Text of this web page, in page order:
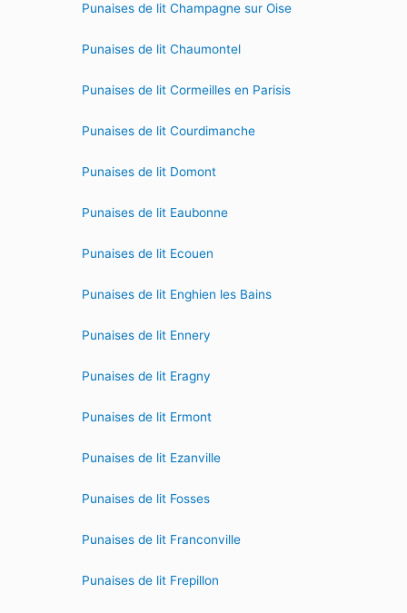
Punaises de lit Champagne sur Oise
Punaises de lit Chaumontel
Punaises de lit Cormeilles en Parisis
Punaises de lit Courdimanche
Punaises de lit Domont
Punaises de lit Eaubonne
Punaises de lit Ecouen
Punaises de lit Enghien les Bains
Punaises de lit Ennery
Punaises de lit Eragny
Punaises de lit Ermont
Punaises de lit Ezanville
Punaises de lit Fosses
Punaises de lit Franconville
Punaises de lit Frepillon